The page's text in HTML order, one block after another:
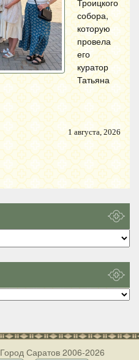
Троицкого
собора,
которую
провела
его
куратор
Татьяна
1 августа, 2026
Город Саратов 2006-2026